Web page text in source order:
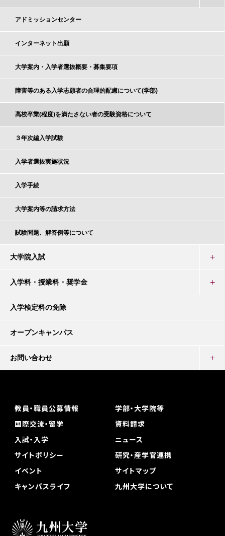
アドミッションセンター
インターネット出願
大学案内・入学者選抜概要・募集要項
障害等のある入学志願者の合理的配慮について(学部)
高校卒業(程度)を満たさない者の受験資格について
３年次編入学試験
入学者選抜実施状況
入学手続
大学案内等の請求方法
試験問題、解答例等について
大学院入試
入学料・授業料・奨学金
入学検定料の免除
オープンキャンパス
お問い合わせ
教員・職員公募情報
学部・大学院等
国際交流・留学
資料請求
入試・入学
ニュース
サイトポリシー
研究・産学官連携
イベント
サイトマップ
キャンパスライフ
九州大学について